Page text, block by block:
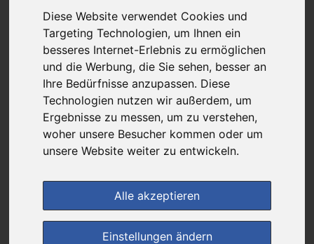
Diese Website verwendet Cookies und
Targeting Technologien, um Ihnen ein
besseres Internet-Erlebnis zu ermöglichen
und die Werbung, die Sie sehen, besser an
Ihre Bedürfnisse anzupassen. Diese
Technologien nutzen wir außerdem, um
Ergebnisse zu messen, um zu verstehen,
woher unsere Besucher kommen oder um
unsere Website weiter zu entwickeln.
Alle akzeptieren
Einstellungen ändern
Weiterführende Rubriken
Omron Medizintechnik/Pari / Thermometer
« ‹ 1 2 3 4 5 ...
Filter anzeigen
Sortierung :
pro Seite :